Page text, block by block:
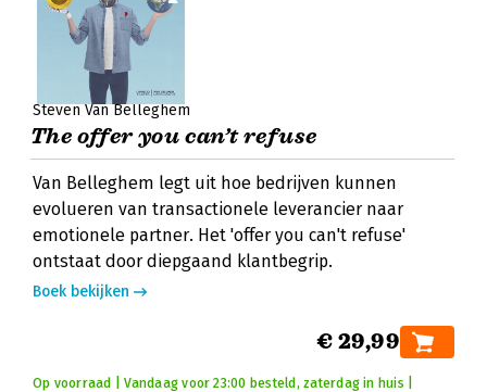
Steven Van Belleghem
The offer you can’t refuse
Van Belleghem legt uit hoe bedrijven kunnen
evolueren van transactionele leverancier naar
emotionele partner. Het 'offer you can't refuse'
ontstaat door diepgaand klantbegrip.
Boek bekijken
€ 29,99
Op voorraad | Vandaag voor 23:00 besteld, zaterdag in huis |